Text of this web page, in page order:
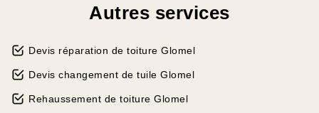
Autres services
Devis réparation de toiture Glomel
Devis changement de tuile Glomel
Rehaussement de toiture Glomel